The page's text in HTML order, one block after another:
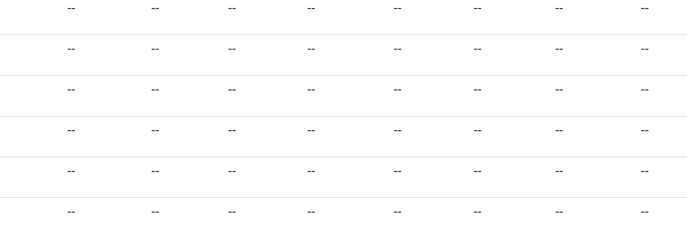
-- -- -- -- -- -- -- --
-- -- -- -- -- -- -- --
-- -- -- -- -- -- -- --
-- -- -- -- -- -- -- --
-- -- -- -- -- -- -- --
-- -- -- -- -- -- -- --